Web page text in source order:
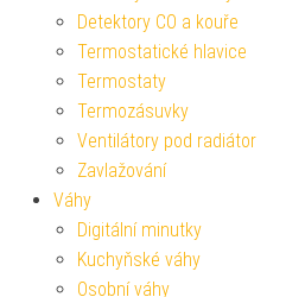
Detektory CO a kouře
Termostatické hlavice
Termostaty
Termozásuvky
Ventilátory pod radiátor
Zavlažování
Váhy
Digitální minutky
Kuchyňské váhy
Osobní váhy